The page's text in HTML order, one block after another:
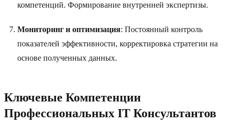
компетенций. Формирование внутренней экспертизы.
Мониторинг и оптимизация: Постоянный контроль
показателей эффективности, корректировка стратегии на
основе полученных данных.
Ключевые Компетенции
Профессиональных IT Консультантов